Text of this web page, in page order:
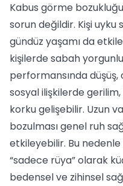
Kabus görme
sorun değildir. Kişi uyku
gündüz yaşamı da
kişilerde sabah
performansında düşüş,
sosyal ilişkilerde gerilim,
korku gelişebilir. Uzun
bozulması genel ruh
etkileyebilir. Bu
“sadece rüya” olarak
bedensel ve zihinsel